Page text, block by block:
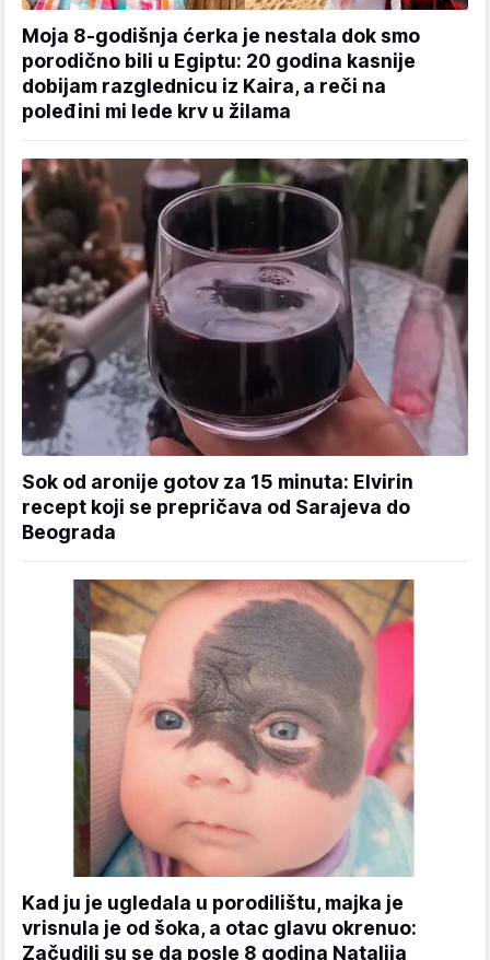
Moja 8-godišnja ćerka je nestala dok smo
porodično bili u Egiptu: 20 godina kasnije
dobijam razglednicu iz Kaira, a reči na
poleđini mi lede krv u žilama
Sok od aronije gotov za 15 minuta: Elvirin
recept koji se prepričava od Sarajeva do
Beograda
Kad ju je ugledala u porodilištu, majka je
vrisnula je od šoka, a otac glavu okrenuo:
Začudili su se da posle 8 godina Natalija